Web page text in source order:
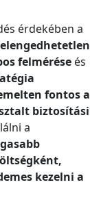
érdekében a
felmérése és
fontos a
biztosítási
a
kezelni a